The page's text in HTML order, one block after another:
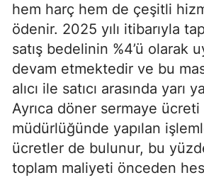
hem harç hem de çeşitli
ödenir. 2025 yılı itibarıyla
satış bedelinin %4’ü olarak
devam etmektedir ve bu
alıcı ile satıcı arasında yarı
Ayrıca döner sermaye
müdürlüğünde yapılan
ücretler de bulunur, bu
toplam maliyeti önceden